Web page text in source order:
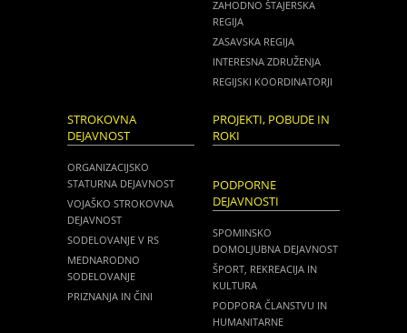
ZAHODNO ŠTAJERSKA
REGIJA
ZASAVSKA REGIJA
INTERESNA ZDRUŽENJA
REGIJSKI KOORDINATORJI
STROKOVNA
DEJAVNOST
ORGANIZACIJSKO
STATURNA DEJAVNOST
VOJAŠKO STROKOVNA
DEJAVNOST
SODELOVANJE V RS
MEDNARODNO
SODELOVANJE
PRIZNANJA IN ČINI
PROJEKTI, POBUDE IN
ROKI
PODPORNE
DEJAVNOSTI
SPOMINSKO
DOMOLJUBNA DEJAVNOST
ŠPORT, REKREACIJA IN
KULTURA
PODPORA ČLANSTVU IN
HUMANITARNE